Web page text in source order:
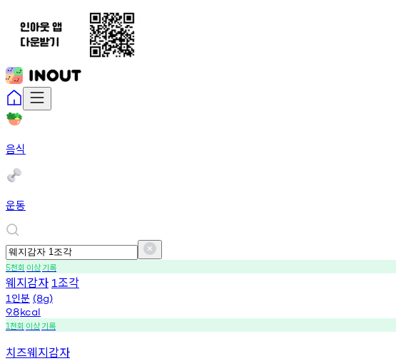
음식
운동
5천회 이상기록
웨지감자 1조각
1 인분 (8g)
9.8kcal
1천회 이상기록
치즈웨지감자